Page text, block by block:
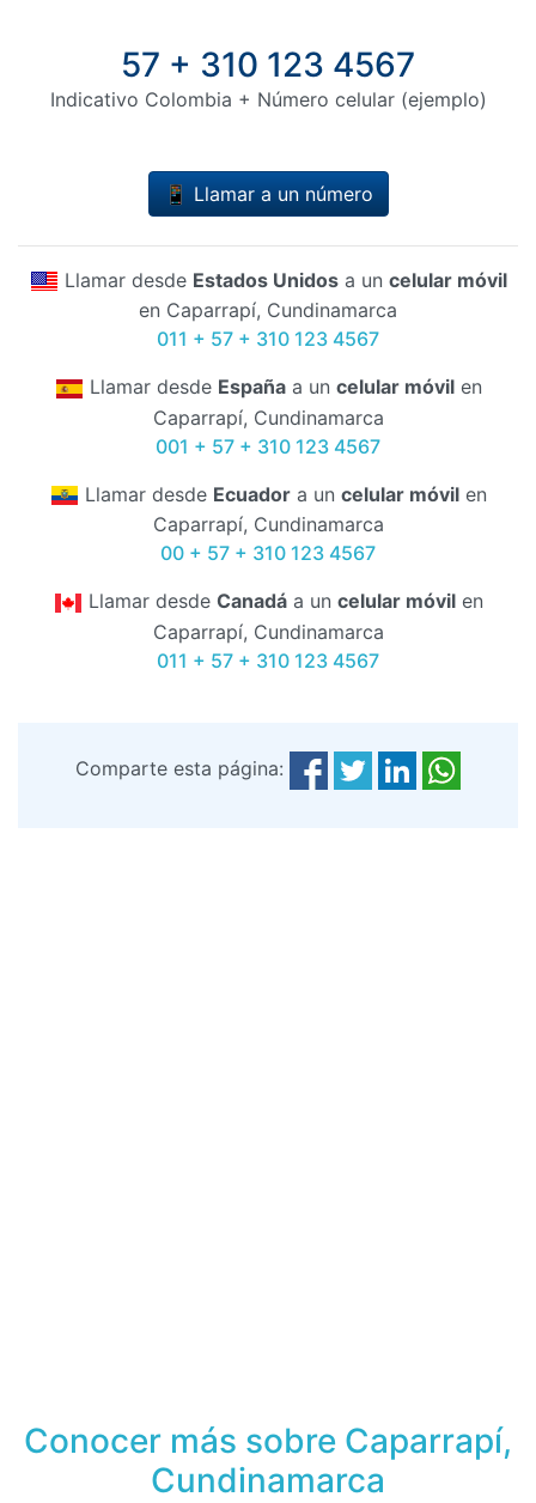
57 + 310 123 4567
Indicativo Colombia + Número celular (ejemplo)
📱 Llamar a un número
Llamar desde Estados Unidosa un celular móvil
en Caparrapí, Cundinamarca
011 + 57 + 310 123 4567
Llamar desde Españaa un celular móvilen
Caparrapí, Cundinamarca
001 + 57 + 310 123 4567
Llamar desde Ecuadora un celular móvilen
Caparrapí, Cundinamarca
00 + 57 + 310 123 4567
Llamar desde Canadáa un celular móvilen
Caparrapí, Cundinamarca
011 + 57 + 310 123 4567
Comparte esta página:
Conocer más sobre Caparrapí,
Cundinamarca